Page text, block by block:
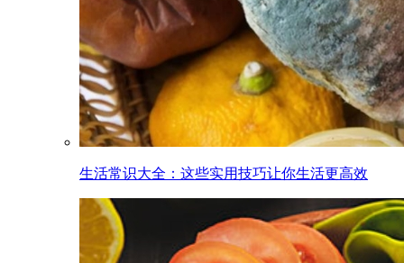
生活常识大全：这些实用技巧让你生活更高效